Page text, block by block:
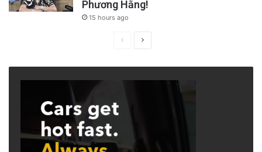
Phương Hằng!
15 hours ago
PreviousNext